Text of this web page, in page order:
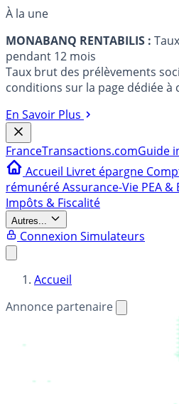
À la une
MONABANQ RENTABILIS :
pendant 12 mois
Taux brut des prélèvements
conditions sur la page dédiée à
En Savoir Plus
FranceTransactions.comGuide
Accueil Livret épargne
rémunéréAssurance-Vie PEA &
Impôts & Fiscalité
Autres...
Connexion Simulateurs
Accueil
Annonce partenaire